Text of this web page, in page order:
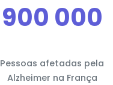
900 000
Pessoas afetadas pela
Alzheimer na França